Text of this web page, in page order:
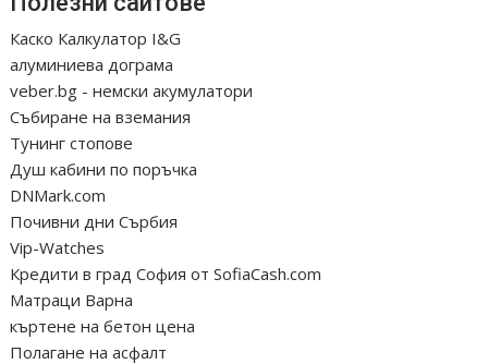
Каско Калкулатор I&G
алуминиева дограма
veber.bg - немски акумулатори
Събиране на вземания
Тунинг стопове
Душ кабини по поръчка
DNMark.com
Почивни дни Сърбия
Vip-Watches
Кредити в град София от SofiaCash.com
Матраци Варна
къртене на бетон цена
Полагане на асфалт